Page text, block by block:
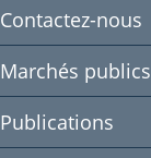
Contactez-nous
Marchés publics
Publications